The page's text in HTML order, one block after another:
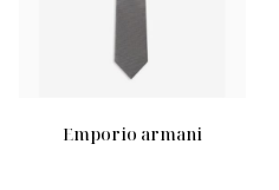
emporio armani